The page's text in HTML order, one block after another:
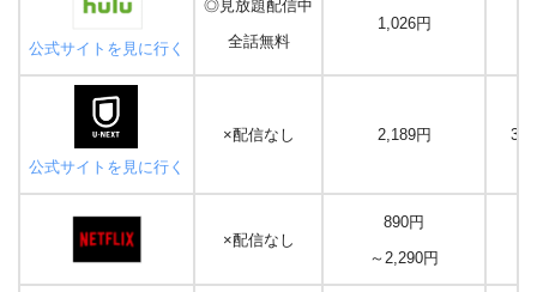
公式サイトを見に行く
◎見放題配信中
全話無料
1,026円
公式サイトを見に行く
×配信なし 2,189円 31
×配信なし
890円
～2,290円